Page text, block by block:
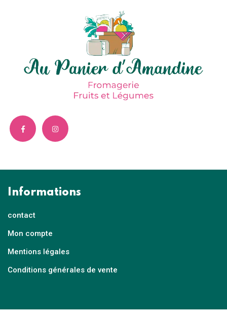
Informations
contact
Mon compte
Mentions légales
Conditions générales de vente